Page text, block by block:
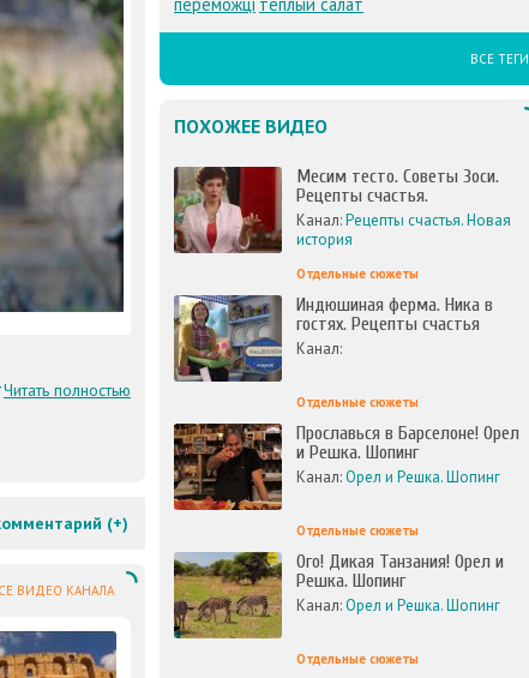
Читать полностью
(+)
ВИДЕО КАНАЛА
ВСЕ ТЕГИ
ПОХОЖЕЕ ВИДЕО
Месим тесто. Советы Зоси.
Рецепты счастья.
Канал:Рецепты счастья. Новая
история
Отдельные сюжеты
Индюшиная ферма. Ника в
гостях. Рецепты счастья
Канал:
Отдельные сюжеты
Прославься в Барселоне! Орел
и Решка. Шопинг
Канал:Орел и Решка. Шопинг
Отдельные сюжеты
Ого! Дикая Танзания! Орел и
Решка. Шопинг
Канал:Орел и Решка. Шопинг
Отдельные сюжеты